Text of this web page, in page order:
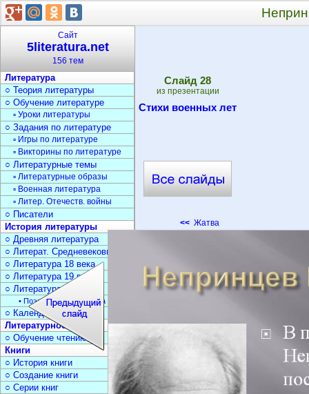
Cлайд 28
из презентации
Стихи военных лет
<< Жатва
Сайт
5literatura.net
156 тем
Литература
○ Теория литературы
○ Обучение литературе
▫ Уроки литературы
○ Задания по литературе
▫ Игры по литературе
▫ Викторины по литературе
○ Литературные темы
▫ Литературные образы
▫ Военная литература
▫ Литер. Отечеств. войны
○ Писатели
История литературы
○ Древняя литература
○ Литерат. Средневековья
○ Литература 18 века
○ Литература 19 века
○ Литература 20 века
• Поэзия Серебрян. века
○ Календарь дат
Литературное чтение
○ Обучение чтению
Книги
○ История книги
○ Создание книги
○ Серии книг